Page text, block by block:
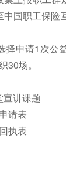
国职工保险
择申请1次公
30场。
宣讲课题
请表
执表